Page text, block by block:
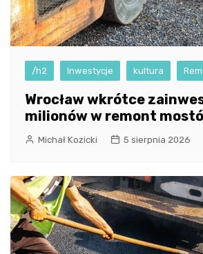
/h2 Inwestycje kultura
Wrocław wkrótce
milionów w remont
Michał Kozicki 5 sierpnia 2026